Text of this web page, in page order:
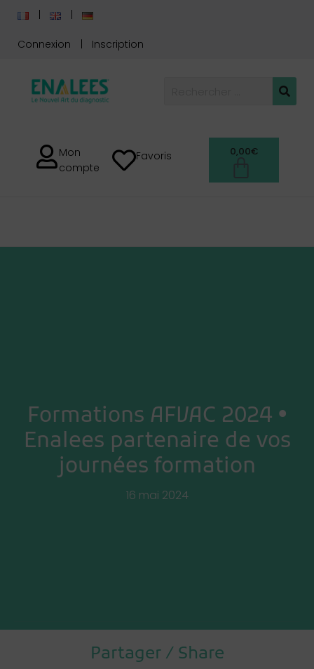
Connexion Inscription
Mon
compte
Favoris 0,00€
Formations AFVAC 2024 •
Enalees partenaire de vos
journées formation
16 mai 2024
Partager / Share